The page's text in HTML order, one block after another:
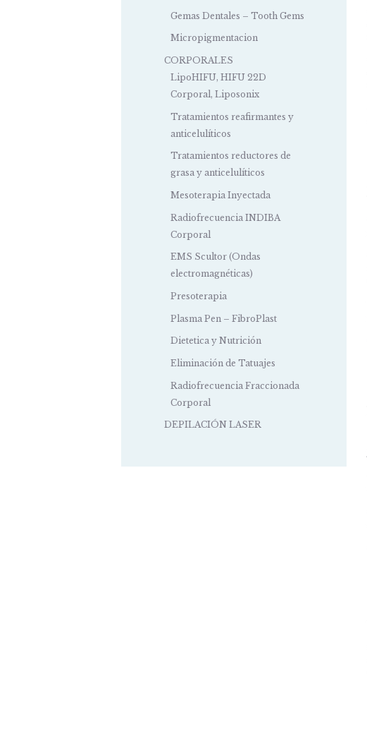
Gemas Dentales – Tooth Gems
Micropigmentacion
CORPORALES
LipoHIFU, HIFU 22D
Corporal, Liposonix
Tratamientos reafirmantes y
anticelulíticos
Tratamientos reductores de
grasa y anticelulíticos
Mesoterapia Inyectada
Radiofrecuencia INDIBA
Corporal
EMS Scultor (Ondas
electromagnéticas)
Presoterapia
Plasma Pen – FibroPlast
Dietetica y Nutrición
Eliminación de Tatuajes
Radiofrecuencia Fraccionada
Corporal
DEPILACIÓN LASER